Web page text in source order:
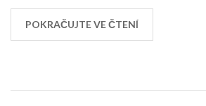
vám pomohou při výběru ideálního
POKRAČUJTE VE ČTENÍ